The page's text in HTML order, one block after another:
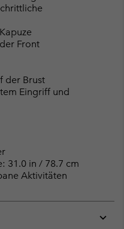
Front
der Brust
Eingriff und
31.0 in / 78.7 cm
Aktivitäten